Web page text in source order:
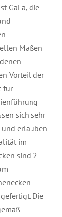
GaLa, die
Maßen
Vorteil der
für
sich sehr
erlauben
im
sind 2
Die